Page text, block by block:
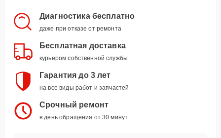
Диагностика бесплатно
даже при отказе от ремонта
Бесплатная доставка
курьером собственной службы
Гарантия до 3 лет
на все виды работ и запчастей
Срочный ремонт
в день обращения от 30 минут